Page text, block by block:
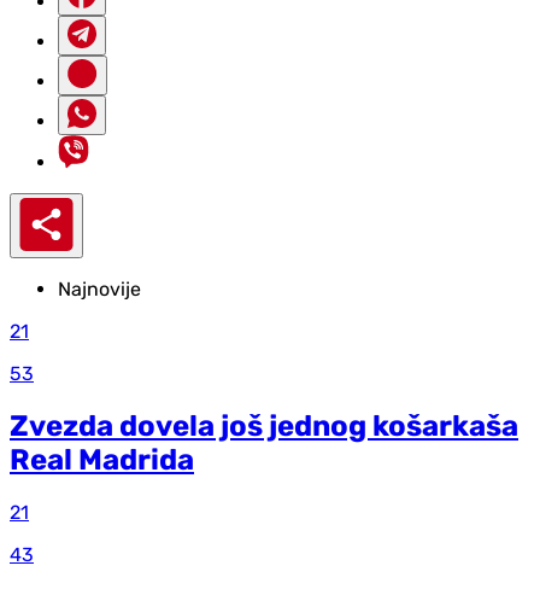
Najnovije
21
53
Zvezda dovela još jednog košarkaša
Real Madrida
21
43